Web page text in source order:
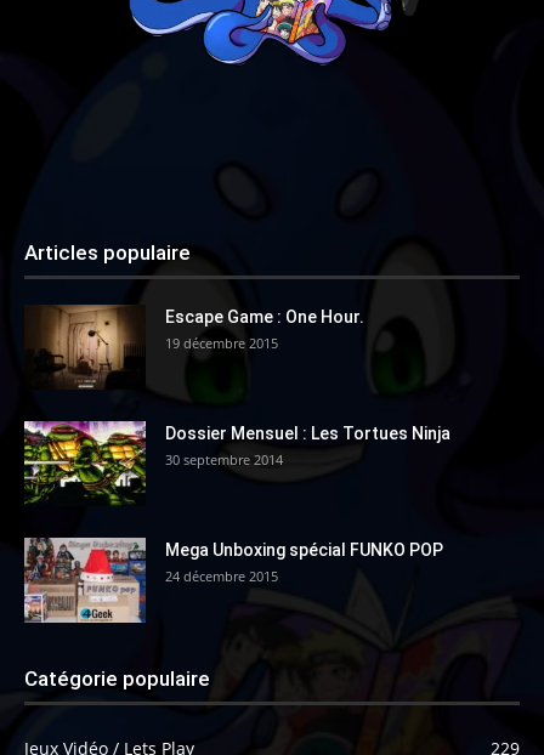
Articles populaire
Escape Game : One Hour.
19 décembre 2015
Dossier Mensuel : Les Tortues Ninja
30 septembre 2014
Mega Unboxing spécial FUNKO POP
24 décembre 2015
Catégorie populaire
Jeux Vidéo / Lets Play 229